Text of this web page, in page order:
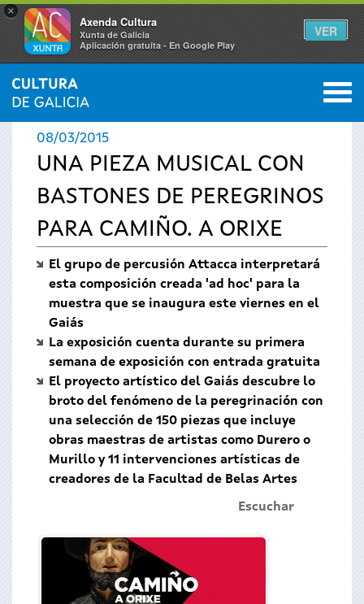
×
Axenda Cultura
Xunta de Galicia
Aplicación gratuíta - En Google Play
VER
Se
encuentra
usted
aquí
INICIO › ACTUALIDAD 0
08/03/2015
UNA PIEZA MUSICAL CON
BASTONES DE PEREGRINOS
PARA CAMIÑO. A ORIXE
El grupo de percusión Attacca interpretará
esta composición creada 'ad hoc' para la
muestra que se inaugura este viernes en el
Gaiás
La exposición cuenta durante su primera
semana de exposición con entrada gratuita
El proyecto artístico del Gaiás descubre lo
broto del fenómeno de la peregrinación con
una selección de 150 piezas que incluye
obras maestras de artistas como Durero o
Murillo y 11 intervenciones artísticas de
creadores de la Facultad de Belas Artes
Escuchar